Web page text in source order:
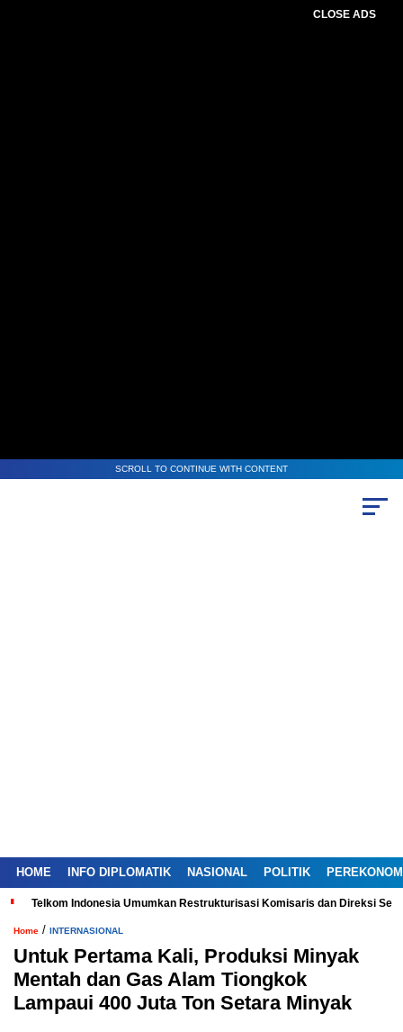
CLOSE ADS
SCROLL TO CONTINUE WITH CONTENT
HOME INFO DIPLOMATIK NASIONAL POLITIK
Telkom Indonesia Umumkan Restrukturisasi Komisaris dan Direksi
Home / INTERNASIONAL
Untuk Pertama Kali, Produksi Minyak
Mentah dan Gas Alam Tiongkok
Lampaui 400 Juta Ton Setara Minyak